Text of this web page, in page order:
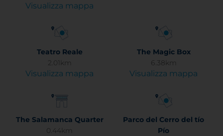
Visualizza mappa
Teatro Reale
2.01km
Visualizza mappa
The Magic Box
6.38km
Visualizza mappa
The Salamanca Quarter
0.44km
Parco del Cerro del tío
Pío